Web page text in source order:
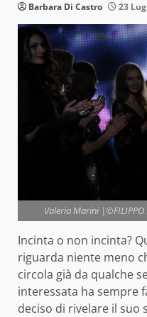
Barbara Di Castro 23
Valeria Marini |©FILIPPO
Incinta o non incinta?
riguarda niente meno
circola già da qualche
interessata ha sempre
deciso di rivelare il suo